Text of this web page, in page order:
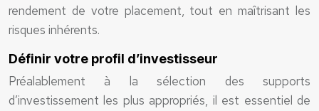
rendement de votre placement, tout en maîtrisant les
risques inhérents.
Définir votre profil d’investisseur
Préalablement à la sélection des supports
d’investissement les plus appropriés, il est essentiel de